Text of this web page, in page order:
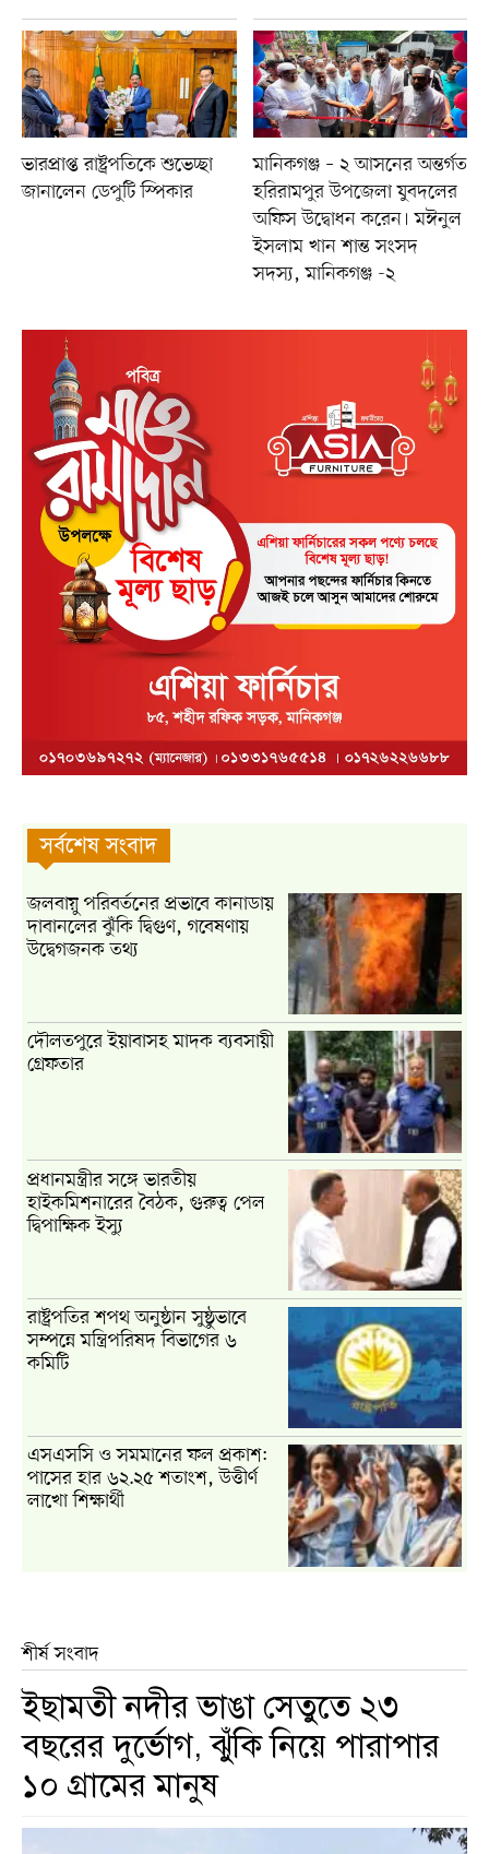
ভারপ্রাপ্ত রাষ্ট্রপতিকে শুভেচ্ছা
জানালেন ডেপুটি স্পিকার
মানিকগঞ্জ – ২ আসনের অন্তর্গত
হরিরামপুর উপজেলা যুবদলের
অফিস উদ্বোধন করেন। মঈনুল
ইসলাম খান শান্ত সংসদ
সদস্য, মানিকগঞ্জ -২
সর্বশেষ সংবাদ
জলবায়ু পরিবর্তনের প্রভাবে কানাডায়
দাবানলের ঝুঁকি দ্বিগুণ, গবেষণায়
উদ্বেগজনক তথ্য
দৌলতপুরে ইয়াবাসহ মাদক ব্যবসায়ী
গ্রেফতার
প্রধানমন্ত্রীর সঙ্গে ভারতীয়
হাইকমিশনারের বৈঠক, গুরুত্ব পেল
দ্বিপাক্ষিক ইস্যু
রাষ্ট্রপতির শপথ অনুষ্ঠান সুষ্ঠুভাবে
সম্পন্নে মন্ত্রিপরিষদ বিভাগের ৬
কমিটি
এসএসসি ও সমমানের ফল প্রকাশ:
পাসের হার ৬২.২৫ শতাংশ, উত্তীর্ণ
লাখো শিক্ষার্থী